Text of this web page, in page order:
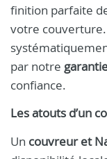
finition parfaite
votre couverture.
par notre
confiance.
Les atouts d’un
Un couvreur et